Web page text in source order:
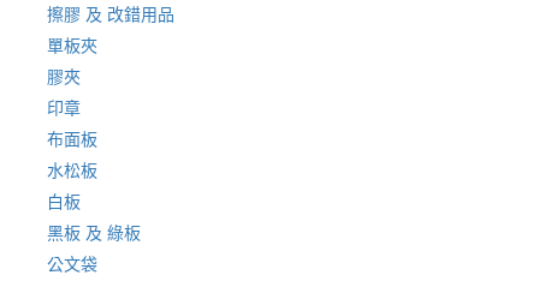
擦膠 及 改錯用品
單板夾
膠夾
印章
布面板
水松板
白板
黑板 及 綠板
公文袋